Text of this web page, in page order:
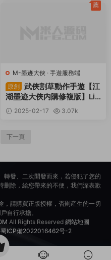
M-墨迹大俠 · 手遊服務端
原創
武俠割草動作手遊【江
湖墨迹大俠内購修複版】Lin
ux手工服務端+本地注冊驗
證+GM充值後台+安卓蘋果
2025-02-17
3.07k
薦
下一頁
轉發、二次開發而來，若侵犯了您的
删除，給您帶來的不便，我們深表歉
，請購買正版授權，否則産生的一切
自行承擔。
All Rights Reserved 網站地圖
蜀ICP備2022016462号-2